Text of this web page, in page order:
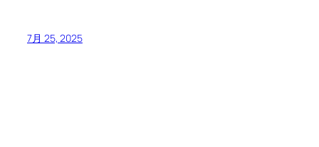
7月 25, 2025